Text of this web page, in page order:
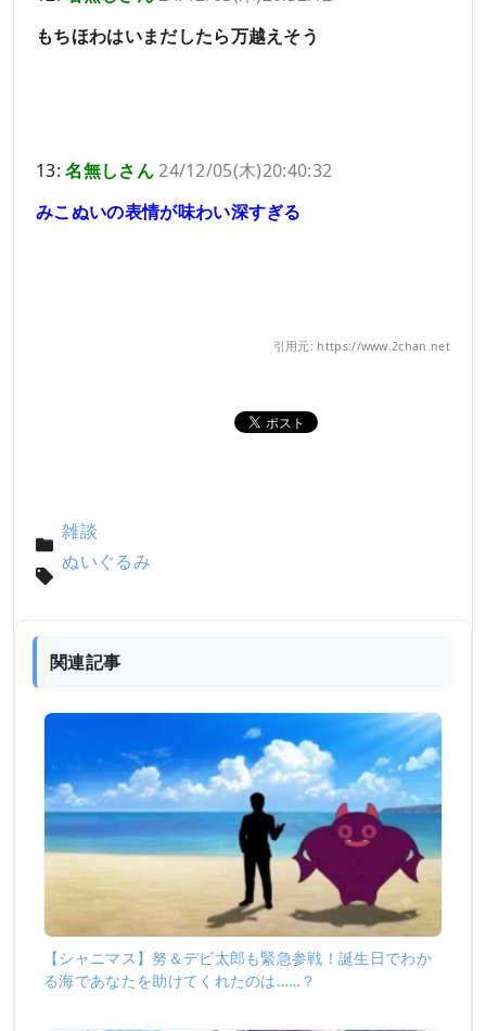
もちほわはいまだしたら万越えそう
13:名無しさん24/12/05(木)20:40:32
みこぬいの表情が味わい深すぎる
引用元: https://www.2chan.net
雑談
ぬいぐるみ
関連記事
【シャニマス】努＆デビ太郎も緊急参戦！誕生日でわか
る海であなたを助けてくれたのは……？